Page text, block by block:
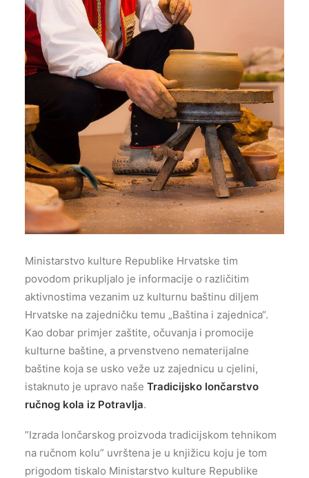
Ministarstvo kulture Republike Hrvatske tim
povodom prikupljalo je informacije o različitim
aktivnostima vezanim uz kulturnu baštinu diljem
Hrvatske na zajedničku temu „Baština i zajednica“.
Kao dobar primjer zaštite, očuvanja i promocije
kulturne baštine, a prvenstveno nematerijalne
baštine koja se usko veže uz zajednicu u cjelini,
istaknuto je upravo naše Tradicijsko lončarstvo
ručnog kola iz Potravlja.
”Izrada lončarskog proizvoda tradicijskom tehnikom
na ručnom kolu” uvrštena je u knjižicu koju je tom
prigodom tiskalo Ministarstvo kulture Republike